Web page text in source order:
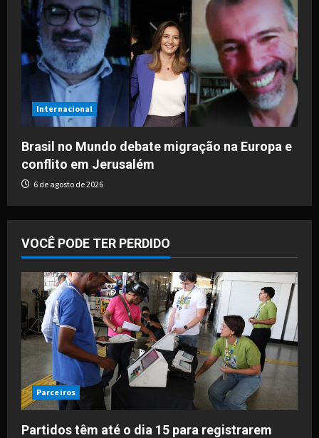
Internacional
Brasil no Mundo debate migração na Europa e
conflito em Jerusalém
6 de agosto de 2026
VOCÊ PODE TER PERDIDO
Parceiros
Partidos têm até o dia 15 para registrarem